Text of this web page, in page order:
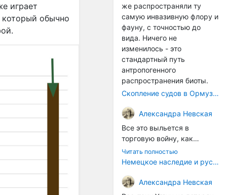
играет
который обычно
же распространяли ту
самую инвазивную флору и
фауну, с точностью до
вида. Ничего не
изменилось - это
стандартный путь
антропогенного
распространения биоты.
Скопление судов в Ормузском проливе грозит катастрофическим распространением инвазивных видов
Александра Невская
Все это выльется в
торговую войну, как
печально известная война
за Адыгейский сыр. Собаки
Когда региональный
продукт начнут делать
Читать полностью
Немецкое наследие и русский характер: история колбасного дела в Российской империи
Александра Невская